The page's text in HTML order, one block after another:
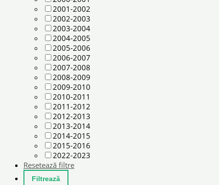
2001-2002
2002-2003
2003-2004
2004-2005
2005-2006
2006-2007
2007-2008
2008-2009
2009-2010
2010-2011
2011-2012
2012-2013
2013-2014
2014-2015
2015-2016
2022-2023
Resetează filtre